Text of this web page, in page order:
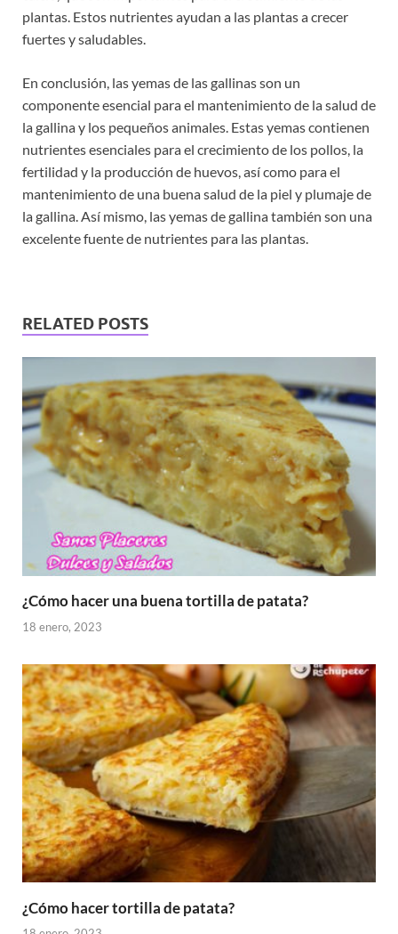
plantas. Estos nutrientes ayudan a las plantas a crecer
fuertes y saludables.
En conclusión, las yemas de las gallinas son un
componente esencial para el mantenimiento de la salud de
la gallina y los pequeños animales. Estas yemas contienen
nutrientes esenciales para el crecimiento de los pollos, la
fertilidad y la producción de huevos, así como para el
mantenimiento de una buena salud de la piel y plumaje de
la gallina. Así mismo, las yemas de gallina también son una
excelente fuente de nutrientes para las plantas.
RELATED POSTS
¿Cómo hacer una buena tortilla de patata?
18 enero, 2023
¿Cómo hacer tortilla de patata?